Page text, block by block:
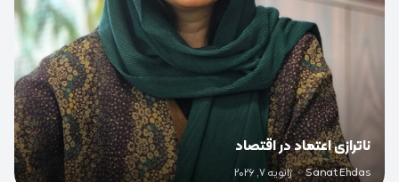
ناترازی اعتماد در اقتصاد
Sanat Ehdas
· ژانویه 7, 2026